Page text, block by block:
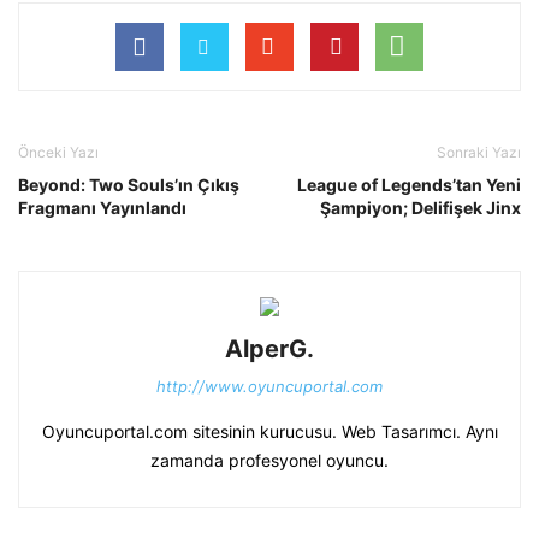
Önceki Yazı
Beyond: Two Souls’ın Çıkış
Fragmanı Yayınlandı
Sonraki Yazı
League of Legends’tan Yeni
Şampiyon; Delifişek Jinx
AlperG.
http://www.oyuncuportal.com
Oyuncuportal.com sitesinin kurucusu. Web Tasarımcı. Aynı
zamanda profesyonel oyuncu.